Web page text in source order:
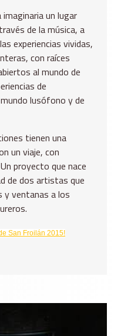
un lugar
de la música, a
experiencias vividas,
con raíces
al mundo de
de
lusófono y de
tienen una
un viaje, con
proyecto que nace
de dos artistas que
y ventanas a los
San Froilán 2015!